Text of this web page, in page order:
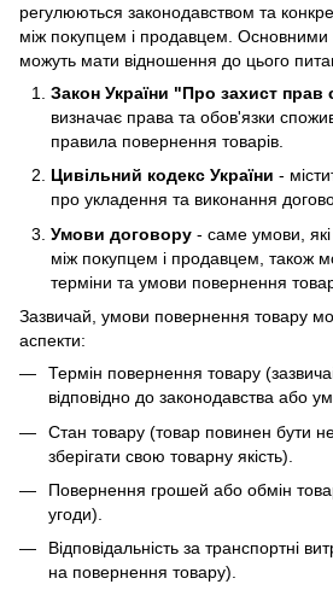
регулюються законодавством та
між покупцем і продавцем. Основними
можуть мати відношення до цього
Закон України "Про захист прав
визначає права та обов'язки
правила повернення товарів.
Цивільний кодекс України -
про укладення та виконання
Умови договору - саме умови, які
між покупцем і продавцем, також
терміни та умови повернення
Зазвичай, умови повернення товару
аспекти:
Термін повернення товару
відповідно до законодавства або
Стан товару (товар повинен бути
зберігати свою товарну якість).
Повернення грошей або обмін
угоди).
Відповідальність за транспортні
на повернення товару).